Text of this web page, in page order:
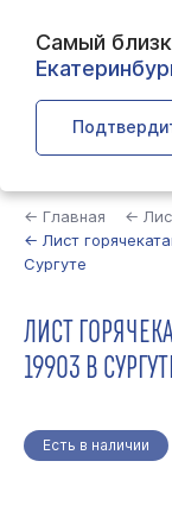
Самый
← Главная ←
← Лист
Сургуте
ЛИСТ
19903 В
Есть в наличии